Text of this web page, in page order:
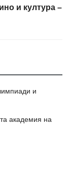
и култура –
и
академия на